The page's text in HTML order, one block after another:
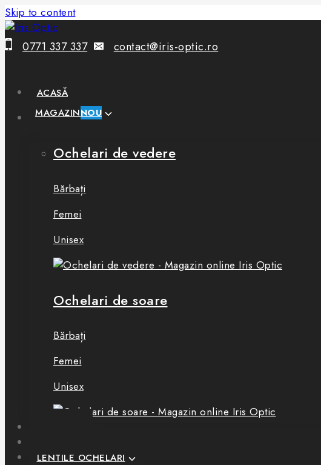
Skip to content
0771 337 337 contact@iris-optic.ro
ACASĂ
MAGAZINNOU
Ochelari de vedere
Bărbați
Femei
Unisex
Ochelari de soare
Bărbați
Femei
Unisex
LENTILE OCHELARI